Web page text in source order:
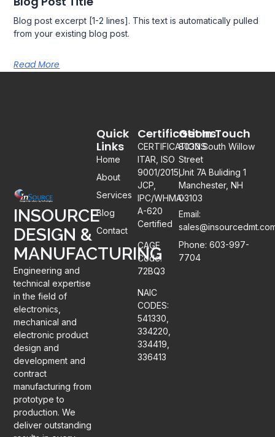
Blog post excerpt [1-2 lines]. This text is automatically pulled
from your existing blog post.
Read More
INSOURCE
DESIGN &
MANUFACTURING
Engineering and
technical expertise
in the field of
electronics,
mechanical and
electronic product
design and
development and
contract
manufacturing from
prototype to
production. We
deliver outstanding
Certifications
CERTIFICATIONS:
ITAR, ISO
9001/2015,
JCP,
IPC/WHMA-
A-620
Certified
CAGE
Code:
72BQ3
NAIC
CODES:
541330,
334220,
334419,
336413
Quick
Links
Home
About
Services
Blog
Contact
Get In Touch
8030 South Willow
Street
Unit 7A Buliding 1
Manchester, NH
03103
Email:
Phone: 603-997-
7704